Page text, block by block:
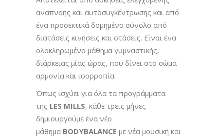
αναπνοής και αυτοσυγκέντρωσης και από
ένα προσεκτικά δομημένο σύνολο από
διατάσεις κινήσεις και στάσεις. Είναι ένα
ολοκληρωμένο μάθημα γυμναστικής,
διάρκειας μίας ώρας, που δίνει στο σώμα
αρμονία και ισορροπία.
Όπως ισχύει για όλα τα προγράμματα
της LES MILLS, κάθε τρεις μήνες
δημιουργούμε ένα νέο
μάθημα BODYBALANCE με νέα μουσική και